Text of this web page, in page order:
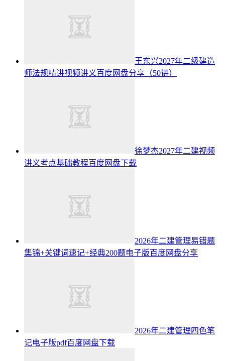
王东兴2027年二级建造
师法规精讲视频讲义百度网盘分享（50讲）
徐梦杰2027年二建视频
讲义考点基础教程百度网盘下载
2026年二建管理易错题
集锦+关键词速记+经典200题电子版百度网盘分享
2026年二建管理四色笔
记电子版pdf百度网盘下载